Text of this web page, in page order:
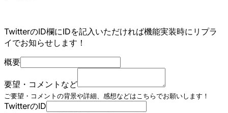
TwitterのID欄にIDを記入いただければ機能実装時にリプラ
イでお知らせします！
概要
要望・コメントなど
ご要望・コメントの背景や詳細、感想などはこちらでお願いします！
TwitterのID